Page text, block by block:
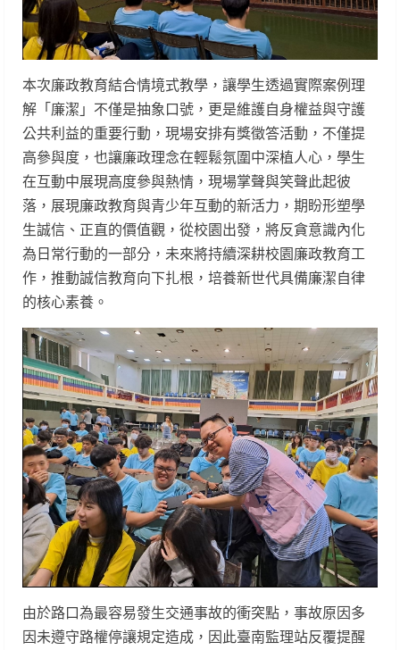
本次廉政教育結合情境式教學，讓學生透過實際案例理
解「廉潔」不僅是抽象口號，更是維護自身權益與守護
公共利益的重要行動，現場安排有獎徵答活動，不僅提
高參與度，也讓廉政理念在輕鬆氛圍中深植人心，學生
在互動中展現高度參與熱情，現場掌聲與笑聲此起彼
落，展現廉政教育與青少年互動的新活力，期盼形塑學
生誠信、正直的價值觀，從校園出發，將反貪意識內化
為日常行動的一部分，未來將持續深耕校園廉政教育工
作，推動誠信教育向下扎根，培養新世代具備廉潔自律
的核心素養。
由於路口為最容易發生交通事故的衝突點，事故原因多
因未遵守路權停讓規定造成，因此臺南監理站反覆提醒